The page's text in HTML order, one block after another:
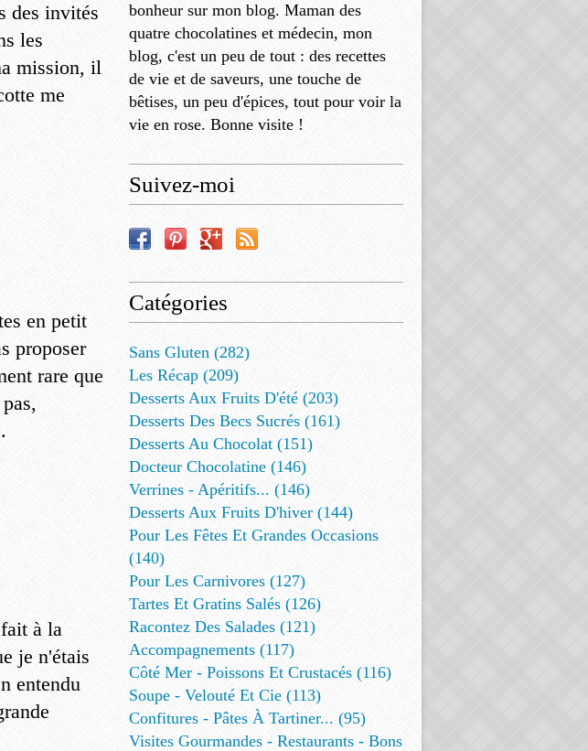
des invités
les
mission, il
me
en petit
proposer
rare que
à la
je n'étais
entendu
bonheur sur mon blog. Maman des
quatre chocolatines et médecin, mon
blog, c'est un peu de tout : des recettes
de vie et de saveurs, une touche de
bêtises, un peu d'épices, tout pour voir la
vie en rose. Bonne visite !
Suivez-moi
Catégories
Sans Gluten (282)
Les Récap (209)
Desserts Aux Fruits D'été (203)
Desserts Des Becs Sucrés (161)
Desserts Au Chocolat (151)
Docteur Chocolatine (146)
Verrines - Apéritifs... (146)
Desserts Aux Fruits D'hiver (144)
Pour Les Fêtes Et Grandes Occasions
(140)
Pour Les Carnivores (127)
Tartes Et Gratins Salés (126)
Racontez Des Salades (121)
Accompagnements (117)
Côté Mer - Poissons Et Crustacés (116)
Soupe - Velouté Et Cie (113)
Confitures - Pâtes À Tartiner... (95)
Visites Gourmandes - Restaurants - Bons